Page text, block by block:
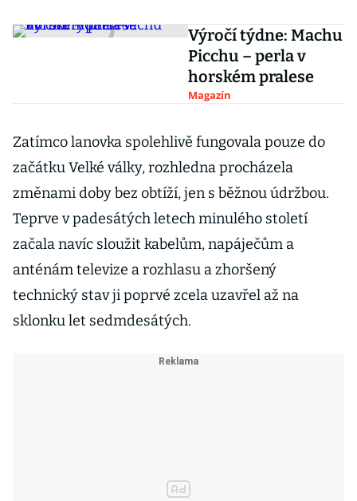
Výročí týdne: Machu
Picchu – perla v
horském pralese
Magazín
Zatímco lanovka spolehlivě fungovala pouze do
začátku Velké války, rozhledna procházela
změnami doby bez obtíží, jen s běžnou údržbou.
Teprve v padesátých letech minulého století
začala navíc sloužit kabelům, napáječům a
anténám televize a rozhlasu a zhoršený
technický stav ji poprvé zcela uzavřel až na
sklonku let sedmdesátých.